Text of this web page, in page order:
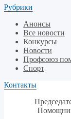
Рубрики
Анонсы
Все новости
Конкурсы
Новости
Профсоюз
Спорт
Контакты